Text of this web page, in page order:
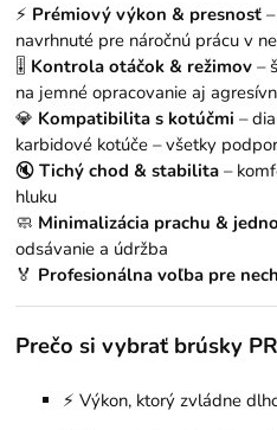
⚡ Prémiový výkon & presnosť
navrhnuté pre náročnú prácu v
🎚️ Kontrola otáčok & režimov –
na jemné opracovanie aj
💎 Kompatibilita s kotúčmi –
karbidové kotúče – všetky
🔇Tichý chod & stabilita –
hluku
🧼 Minimalizácia prachu &
odsávanie a údržba
🏅 Profesionálna voľba pre
Prečo si vybrať brúsky
⚡ Výkon, ktorý zvládne